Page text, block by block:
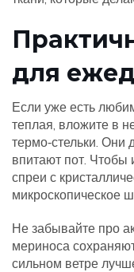
для
Если уже есть
теплая, вложите в
термо‑стельки. Они
впитают пот. Чтобы
спреи с
микроскопическое
Не забывайте про
мериноса
сильном ветре